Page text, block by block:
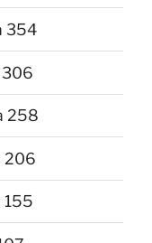
354
306
258
206
155